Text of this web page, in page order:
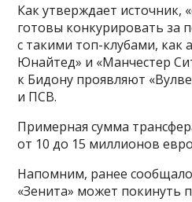
Как утверждает источник,
готовы конкурировать за
с такими топ-клубами, как
Юнайтед» и «Манчестер
к Бидону проявляют
и ПСВ.
Примерная сумма
от 10 до 15 миллионов
Напомним, ранее
«Зенита» может покинуть